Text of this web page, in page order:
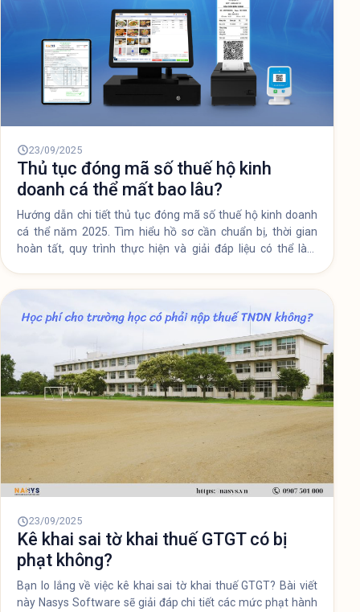
23/09/2025
Thủ tục đóng mã số thuế hộ kinh
doanh cá thể mất bao lâu?
Hướng dẫn chi tiết thủ tục đóng mã số thuế hộ kinh doanh
cá thể năm 2025. Tìm hiểu hồ sơ cần chuẩn bị, thời gian
hoàn tất, quy trình thực hiện và giải đáp liệu có thể làm
23/09/2025
Kê khai sai tờ khai thuế GTGT có bị
phạt không?
Bạn lo lắng về việc kê khai sai tờ khai thuế GTGT? Bài viết
này Nasys Software sẽ giải đáp chi tiết các mức phạt hành